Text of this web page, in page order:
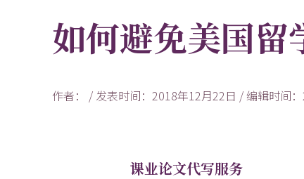
如何避免美国留
作者： / 发表时间：2018年12月22日 / 编辑时间
课业论文代写服务